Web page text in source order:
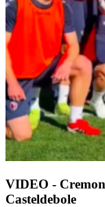
VIDEO -
Casteldebole